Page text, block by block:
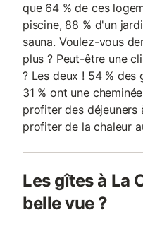
que 64 % de ces
piscine, 88 % d'un
sauna. Voulez-vous
plus ? Peut-être une
? Les deux ! 54 %
31 % ont une
profiter des déjeuners
profiter de la chaleur
Les gîtes à La
belle vue ?